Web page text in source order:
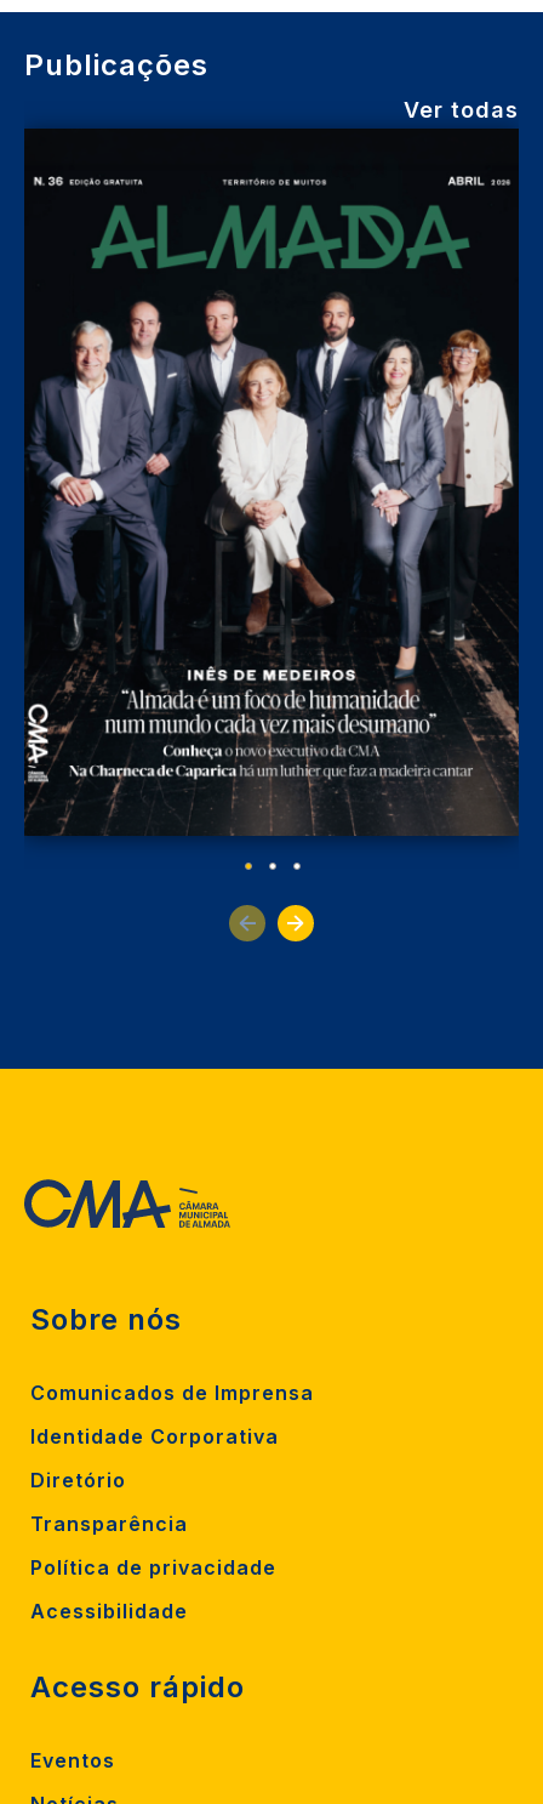
Publicações
Ver todas
Sobre nós
Comunicados de Imprensa
Identidade Corporativa
Diretório
Transparência
Política de privacidade
Acessibilidade
Acesso rápido
Eventos